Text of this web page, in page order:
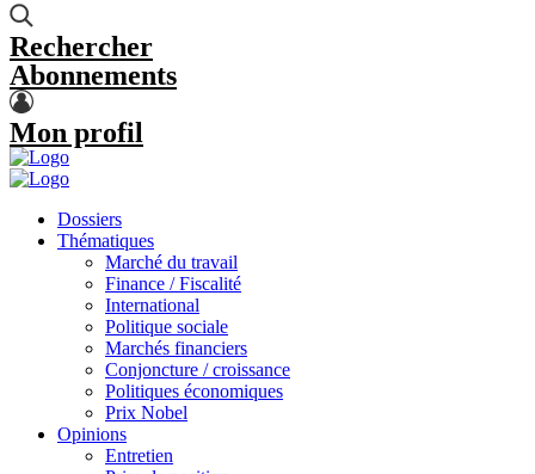
Rechercher
Abonnements
Mon profil
Dossiers
Thématiques
Marché du travail
Finance / Fiscalité
International
Politique sociale
Marchés financiers
Conjoncture / croissance
Politiques économiques
Prix Nobel
Opinions
Entretien